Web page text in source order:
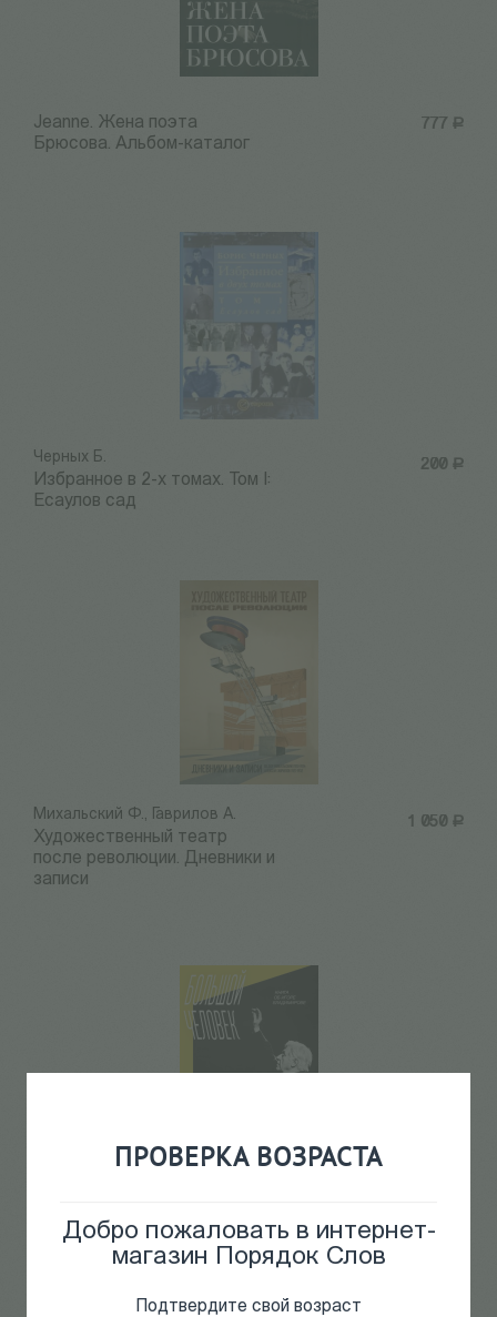
ПРОВЕРКА ВОЗРАСТА
Добро пожаловать в интернет-
магазин Порядок Слов
Подтвердите свой возраст
777 Р
Jeanne. Жена поэта
Брюсова. Альбом-каталог
200 Р
Черных Б.
Избранное в 2-х томах. Том I:
Есаулов сад
1 050 Р
Михальский Ф., Гаврилов А.
Художественный театр
после революции. Дневники и
записи
Игоре Владимирове